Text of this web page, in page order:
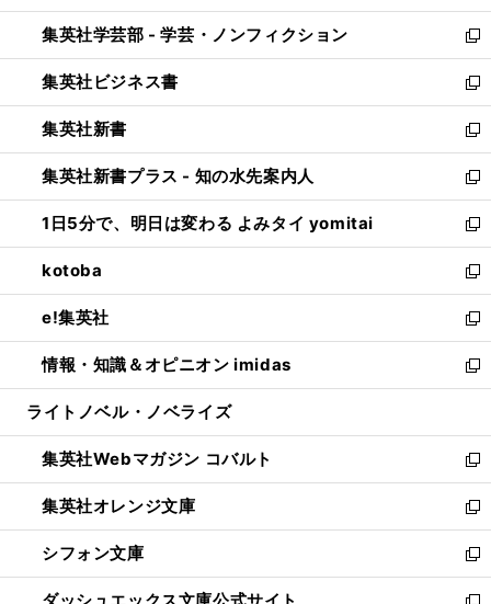
開
く
ウ
で
開
く
ン
ド
ウ
で
開
く
ウ
ィ
ン
ド
ウ
で
開
く
集英社学芸部 - 学芸・ノンフィクション
新
し
い
ウ
ィ
ン
ド
ウ
で
開
く
集英社ビジネス書
新
し
い
ウ
ィ
ン
ド
ウ
で
開
く
集英社新書
新
し
い
ウ
ィ
ン
ド
ウ
で
開
く
集英社新書プラス - 知の水先案内人
新
し
い
ウ
ィ
ン
ド
ウ
で
開
1日5分で、明日は変わる よみタイ yomitai
新
し
い
ウ
ィ
ン
ド
ウ
開
く
kotoba
新
し
い
ウ
ィ
ン
ウ
で
開
く
e!集英社
新
し
い
ウ
ン
ド
ウ
で
開
く
情報・知識＆オピニオン imidas
新
し
ウ
ィ
ン
ド
ウ
で
開
く
ライトノベル・ノベライズ
集英社Webマガジン コバルト
新
し
い
ウ
ィ
ン
集英社オレンジ文庫
新
し
い
ウ
シフォン文庫
新
し